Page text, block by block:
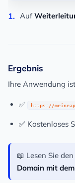
Auf
Ergebnis
Ihre Anwendung
✅ https://
✅ Kostenloses
📖 Lesen Sie
Domain mit